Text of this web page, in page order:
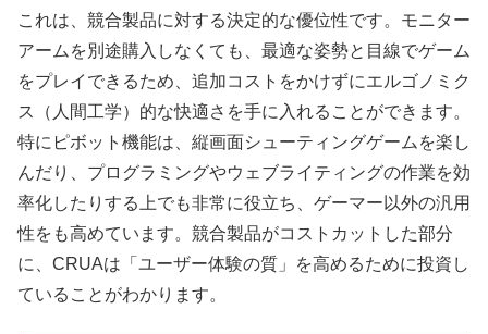
これは、競合製品に対する決定的な優位性です。モニター
アームを別途購入しなくても、最適な姿勢と目線でゲーム
をプレイできるため、追加コストをかけずにエルゴノミク
ス（人間工学）的な快適さを手に入れることができます。
特にピボット機能は、縦画面シューティングゲームを楽し
んだり、プログラミングやウェブライティングの作業を効
率化したりする上でも非常に役立ち、ゲーマー以外の汎用
性をも高めています。競合製品がコストカットした部分
に、CRUAは「ユーザー体験の質」を高めるために投資し
ていることがわかります。